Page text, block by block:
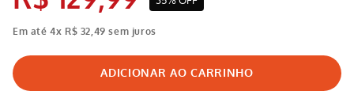
Em até4x R$ 32 49 sem juros